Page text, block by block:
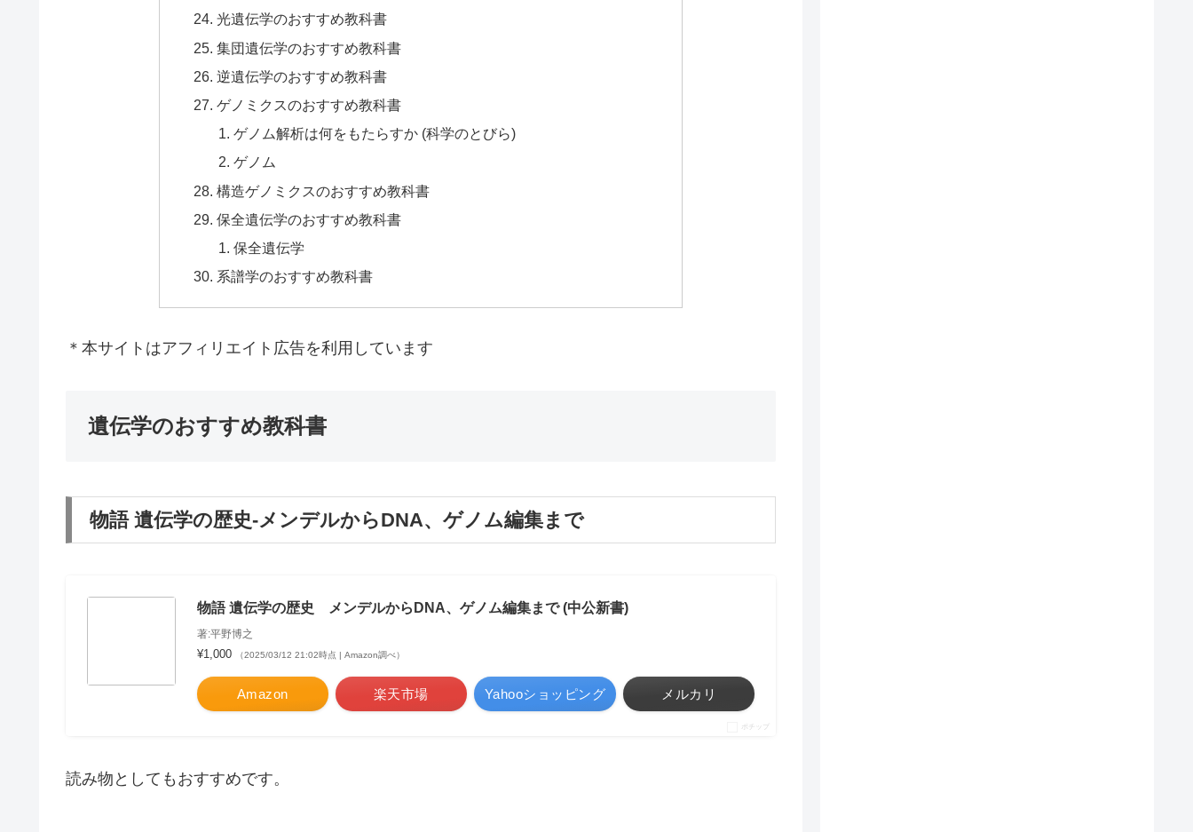
光遺伝学のおすすめ教科書
集団遺伝学のおすすめ教科書
逆遺伝学のおすすめ教科書
ゲノミクスのおすすめ教科書
ゲノム解析は何をもたらすか (科学のとびら)
ゲノム
構造ゲノミクスのおすすめ教科書
保全遺伝学のおすすめ教科書
保全遺伝学
系譜学のおすすめ教科書
＊本サイトはアフィリエイト広告を利用しています
遺伝学のおすすめ教科書
物語 遺伝学の歴史-メンデルからDNA、ゲノム編集まで
物語 遺伝学の歴史 メンデルからDNA、ゲノム編集まで (中公新書)
著:平野博之
¥1,000 （2025/03/12 21:02時点 | Amazon調べ）
Amazon 楽天市場 Yahooショッピング メルカリ
ポチップ
読み物としてもおすすめです。